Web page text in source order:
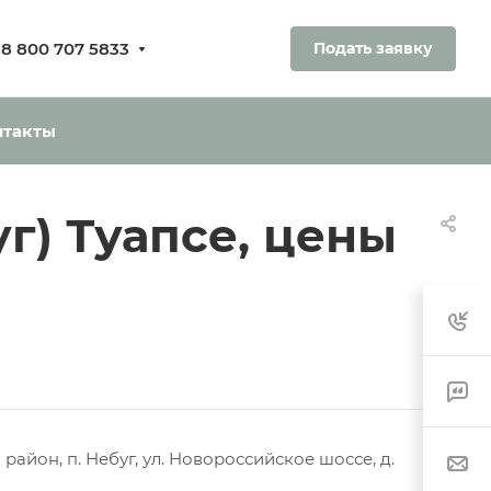
8 800 707 5833 Подать заявку
Туапсе, цены
п. Небуг, ул. Новороссийское шоссе, д.